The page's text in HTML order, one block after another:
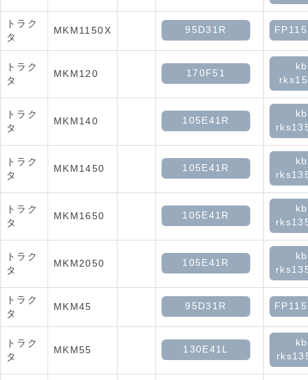
トラク
タ
MKM1150X 95D31R
トラク
タ
MKM120 170F51
トラク
タ
MKM140 105E41R
トラク
タ
MKM1450 105E41R
トラク
タ
MKM1650 105E41R
トラク
タ
MKM2050 105E41R
トラク
タ
MKM45 95D31R
トラク
タ
MKM55 130E41L